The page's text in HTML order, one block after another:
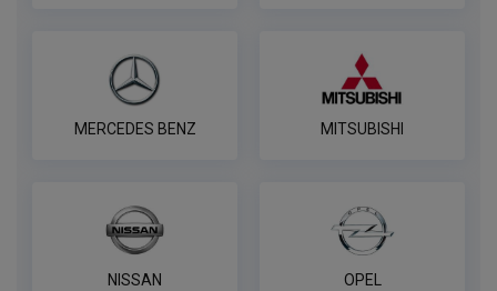
MERCEDES BENZ MITSUBISHI
NISSAN OPEL